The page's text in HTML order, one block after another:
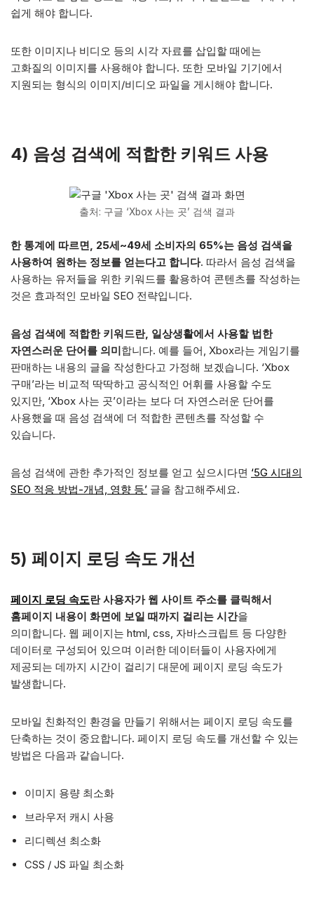
쉽게 해야 합니다.
또한 이미지나 비디오 등의 시각 자료를 삽입할 때에는
고화질의 이미지를 사용해야 합니다. 또한 모바일 기기에서
지원되는 형식의 이미지/비디오 파일을 게시해야 합니다.
4) 음성 검색에 적합한 키워드 사용
출처: 구글 ‘Xbox 사는 곳’ 검색 결과
한 통계에 따르면, 25세~49세 소비자의 65%는 음성 검색을
사용하여 원하는 정보를 얻는다고 합니다. 따라서 음성 검색을
사용하는 유저들을 위한 키워드를 활용하여 콘텐츠를 작성하는
것은 효과적인 모바일 SEO 전략입니다.
음성 검색에 적합한 키워드란, 일상생활에서 사용할 법한
자연스러운 단어를 의미합니다. 예를 들어, Xbox라는 게임기를
판매하는 내용의 글을 작성한다고 가정해 보겠습니다. ‘Xbox
구매’라는 비교적 딱딱하고 공식적인 어휘를 사용할 수도
있지만, ‘Xbox 사는 곳’이라는 보다 더 자연스러운 단어를
사용했을 때 음성 검색에 더 적합한 콘텐츠를 작성할 수
있습니다.
음성 검색에 관한 추가적인 정보를 얻고 싶으시다면 ‘5G 시대의
SEO 적응 방법-개념, 영향 등’ 글을 참고해주세요.
5) 페이지 로딩 속도 개선
페이지 로딩 속도란 사용자가 웹 사이트 주소를 클릭해서
홈페이지 내용이 화면에 보일 때까지 걸리는 시간을
의미합니다. 웹 페이지는 html, css, 자바스크립트 등 다양한
데이터로 구성되어 있으며 이러한 데이터들이 사용자에게
제공되는 데까지 시간이 걸리기 대문에 페이지 로딩 속도가
발생합니다.
모바일 친화적인 환경을 만들기 위해서는 페이지 로딩 속도를
단축하는 것이 중요합니다. 페이지 로딩 속도를 개선할 수 있는
방법은 다음과 같습니다.
이미지 용량 최소화
브라우저 캐시 사용
리디렉션 최소화
CSS / JS 파일 최소화